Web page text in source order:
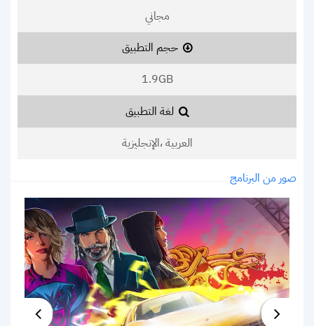
مجاني
حجم التطبيق
1.9GB
لغة التطبيق
العربية ،الإنجليزية
صور من البرنامج